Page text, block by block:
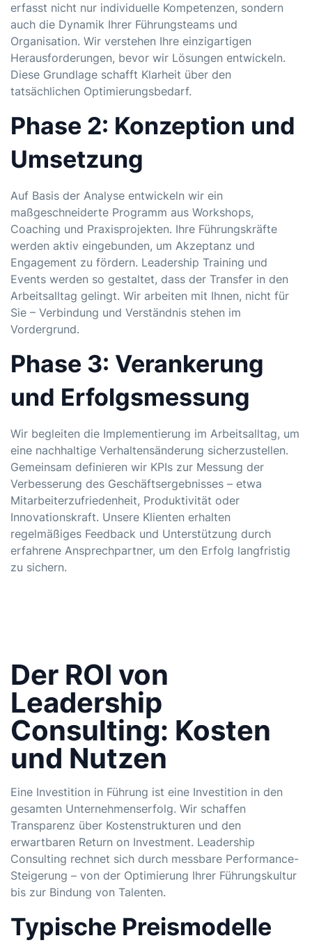
erfasst nicht nur individuelle Kompetenzen, sondern
auch die Dynamik Ihrer Führungsteams und
Organisation. Wir verstehen Ihre einzigartigen
Herausforderungen, bevor wir Lösungen entwickeln.
Diese Grundlage schafft Klarheit über den
tatsächlichen Optimierungsbedarf.
Phase 2: Konzeption und
Umsetzung
Auf Basis der Analyse entwickeln wir ein
maßgeschneiderte Programm aus Workshops,
Coaching und Praxisprojekten. Ihre Führungskräfte
werden aktiv eingebunden, um Akzeptanz und
Engagement zu fördern. Leadership Training und
Events werden so gestaltet, dass der Transfer in den
Arbeitsalltag gelingt. Wir arbeiten mit Ihnen, nicht für
Sie – Verbindung und Verständnis stehen im
Vordergrund.
Phase 3: Verankerung
und Erfolgsmessung
Wir begleiten die Implementierung im Arbeitsalltag, um
eine nachhaltige Verhaltensänderung sicherzustellen.
Gemeinsam definieren wir KPIs zur Messung der
Verbesserung des Geschäftsergebnisses – etwa
Mitarbeiterzufriedenheit, Produktivität oder
Innovationskraft. Unsere Klienten erhalten
regelmäßiges Feedback und Unterstützung durch
erfahrene Ansprechpartner, um den Erfolg langfristig
zu sichern.
Der ROI von
Leadership
Consulting: Kosten
und Nutzen
Eine Investition in Führung ist eine Investition in den
gesamten Unternehmenserfolg. Wir schaffen
Transparenz über Kostenstrukturen und den
erwartbaren Return on Investment. Leadership
Consulting rechnet sich durch messbare Performance-
Steigerung – von der Optimierung Ihrer Führungskultur
bis zur Bindung von Talenten.
Typische Preismodelle